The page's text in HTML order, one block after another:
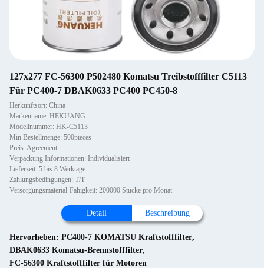
127x277 FC-56300 P502480 Komatsu Treibstofffilter C5113
Für PC400-7 DBAK0633 PC400 PC450-8
Herkunftsort: China
Markenname: HEKUANG
Modellnummer: HK-C5113
Min Bestellmenge: 500pieces
Preis: Agreement
Verpackung Informationen: Individualisiert
Lieferzeit: 5 bis 8 Werktage
Zahlungsbedingungen: T/T
Versorgungsmaterial-Fähigkeit: 200000 Stücke pro Monat
Detail Beschreibung
Hervorheben: PC400-7 KOMATSU Kraftstofffilter,
DBAK0633 Komatsu-Brennstofffilter,
FC-56300 Kraftstofffilter für Motoren